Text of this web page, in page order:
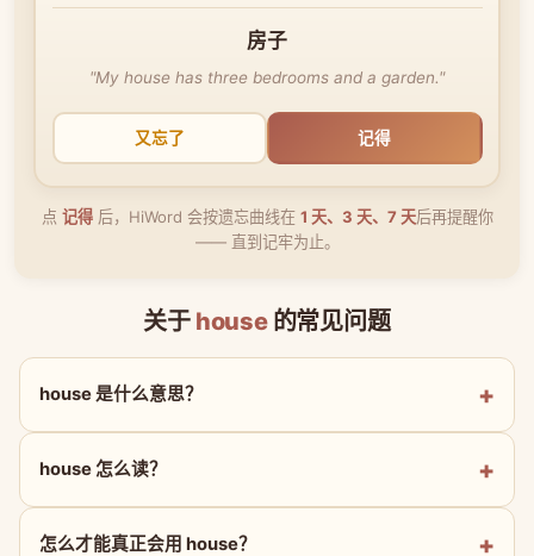
房子
"My house has three bedrooms and a garden."
又忘了 记得
点 记得后，HiWord 会按遗忘曲线在 1 天、3 天、7 天后再提醒你
—— 直到记牢为止。
关于 house的常见问题
house 是什么意思？
house 怎么读？
怎么才能真正会用 house？